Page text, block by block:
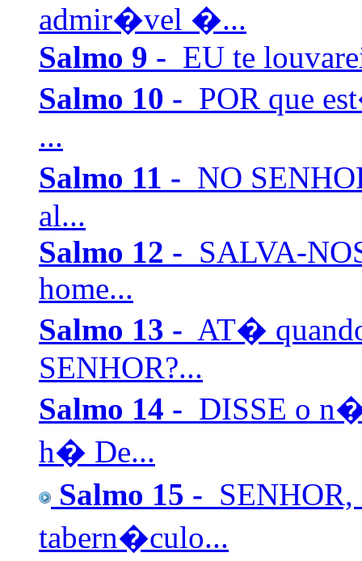
admir�vel �...
Salmo 9 - EU te
Salmo 10 - POR que
...
Salmo 11 - NO
al...
Salmo 12 - SALVA-
home...
Salmo 13 - AT�
SENHOR?...
Salmo 14 - DISSE o
h� De...
Salmo 15 -
tabern�culo...